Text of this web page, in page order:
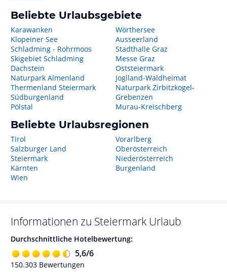
Beliebte Urlaubsgebiete
Karawanken
Klopeiner See
Schladming - Rohrmoos
Skigebiet Schladming
Dachstein
Naturpark Almenland
Thermenland Steiermark
Südburgenland
Pölstal
Wörthersee
Ausseerland
Stadthalle Graz
Messe Graz
Oststeiermark
Joglland-Waldheimat
Naturpark Zirbitzkogel-
Grebenzen
Murau-Kreischberg
Beliebte Urlaubsregionen
Tirol
Salzburger Land
Steiermark
Kärnten
Wien
Vorarlberg
Oberösterreich
Niederösterreich
Burgenland
Informationen zu Steiermark Urlaub
Durchschnittliche Hotelbewertung:
5,6/6
150.303 Bewertungen